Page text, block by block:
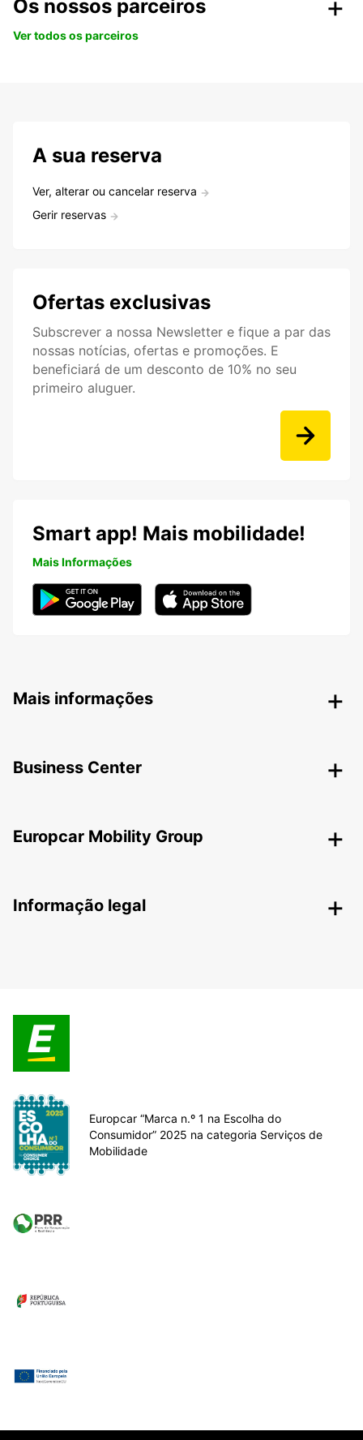
Os nossos parceiros
Ver todos os parceiros
A sua reserva
Ver, alterar ou cancelar reserva
Gerir reservas
Ofertas exclusivas
Subscrever a nossa Newsletter e fique a par das
nossas notícias, ofertas e promoções. E
beneficiará de um desconto de 10% no seu
primeiro aluguer.
Smart app! Mais mobilidade!
Mais Informações
Mais informações
Business Center
Europcar Mobility Group
Informação legal
Europcar “Marca n.º 1 na Escolha do
Consumidor” 2025 na categoria Serviços de
Mobilidade